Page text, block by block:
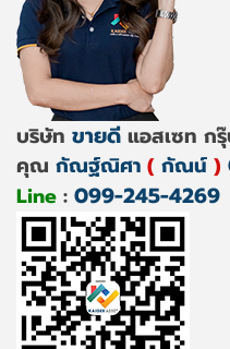
บริษัท ขายดี แอสเซท ก
คุณ กัณฐ์ณิศา ( กัณน์ )
Line : 099-245-4269